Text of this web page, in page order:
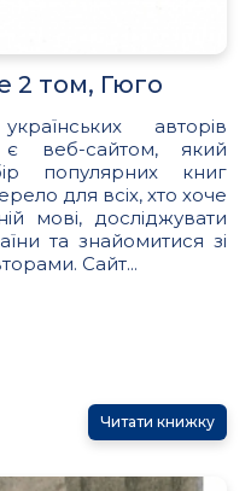
2 том, Гюго
авторів
є веб-сайтом, який
популярних книг
для всіх, хто хоче
мові, досліджувати
та знайомитися зі
Сайт...
Читати книжку